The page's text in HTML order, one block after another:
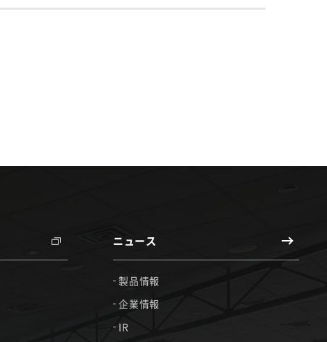
ニュース
製品情報
企業情報
IR